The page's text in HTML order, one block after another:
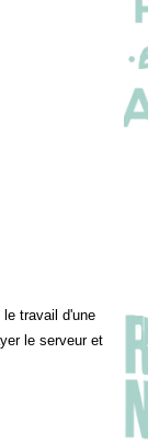
travail d'une
le serveur et